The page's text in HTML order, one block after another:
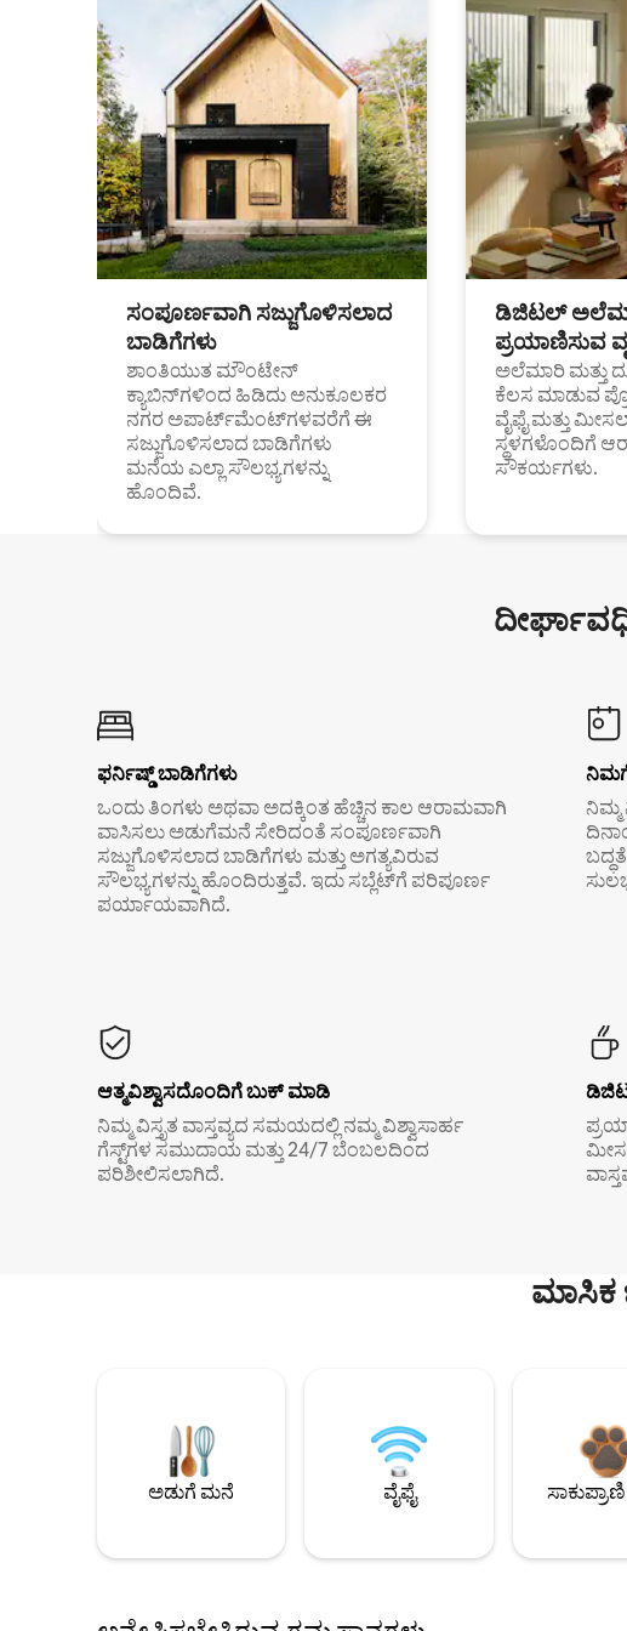
ಸಂಪೂರ್ಣವಾಗಿ ಸಜ್ಜುಗೊಳಿಸಲಾದ
ಬಾಡಿಗೆಗಳು
ಶಾಂತಿಯುತ ಮೌಂಟೇನ್
ಕ್ಯಾಬಿನ್‌ಗಳಿಂದ ಹಿಡಿದು ಅನುಕೂಲಕರ
ನಗರ ಅಪಾರ್ಟ್‌ಮೆಂಟ್‌ಗಳವರೆಗೆ ಈ
ಸಜ್ಜುಗೊಳಿಸಲಾದ ಬಾಡಿಗೆಗಳು
ಮನೆಯ ಎಲ್ಲಾ ಸೌಲಭ್ಯಗಳನ್ನು
ಹೊಂದಿವೆ.
ಡಿಜಿಟಲ್
ಪ್ರಯಾಣಿಸುವ
ಅಲೆಮಾರಿ ಮತ್ತು
ಕೆಲಸ ಮಾಡುವ
ವೈಫೈ ಮತ್ತು
ಸ್ಥಳಗಳೊಂದಿಗೆ
ಸೌಕರ್ಯಗಳು.
ದೀರ್ಘಾವಧಿ
ಫರ್ನಿಷ್ಡ್ ಬಾಡಿಗೆಗಳು
ಒಂದು ತಿಂಗಳು ಅಥವಾ ಅದಕ್ಕಿಂತ ಹೆಚ್ಚಿನ ಕಾಲ ಆರಾಮವಾಗಿ
ವಾಸಿಸಲು ಅಡುಗೆಮನೆ ಸೇರಿದಂತೆ ಸಂಪೂರ್ಣವಾಗಿ
ಸಜ್ಜುಗೊಳಿಸಲಾದ ಬಾಡಿಗೆಗಳು ಮತ್ತು ಅಗತ್ಯವಿರುವ
ಸೌಲಭ್ಯಗಳನ್ನು ಹೊಂದಿರುತ್ತವೆ. ಇದು ಸಬ್ಲೆಟ್‌ಗೆ ಪರಿಪೂರ್ಣ
ಪರ್ಯಾಯವಾಗಿದೆ.
ನಿಮಗೆ
ಆತ್ಮವಿಶ್ವಾಸದೊಂದಿಗೆ ಬುಕ್ ಮಾಡಿ
ನಿಮ್ಮ ವಿಸ್ತೃತ ವಾಸ್ತವ್ಯದ ಸಮಯದಲ್ಲಿ ನಮ್ಮ ವಿಶ್ವಾಸಾರ್ಹ
ಗೆಸ್ಟ್‌ಗಳ ಸಮುದಾಯ ಮತ್ತು 24/7 ಬೆಂಬಲದಿಂದ
ಪರಿಶೀಲಿಸಲಾಗಿದೆ.
ಮಾಸಿಕ
ಅಡುಗೆ ಮನೆ ವೈಫೈ